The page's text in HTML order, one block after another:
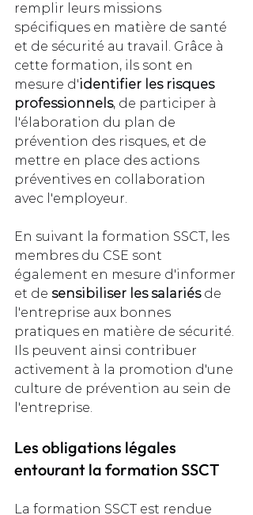
remplir leurs missions
spécifiques en matière de santé
et de sécurité au travail. Grâce à
cette formation, ils sont en
mesure d'identifier les risques
professionnels, de participer à
l'élaboration du plan de
prévention des risques, et de
mettre en place des actions
préventives en collaboration
avec l'employeur.
En suivant la formation SSCT, les
membres du CSE sont
également en mesure d'informer
et de sensibiliser les salariés de
l'entreprise aux bonnes
pratiques en matière de sécurité.
Ils peuvent ainsi contribuer
activement à la promotion d'une
culture de prévention au sein de
l'entreprise.
Les obligations légales
entourant la formation SSCT
La formation SSCT est rendue